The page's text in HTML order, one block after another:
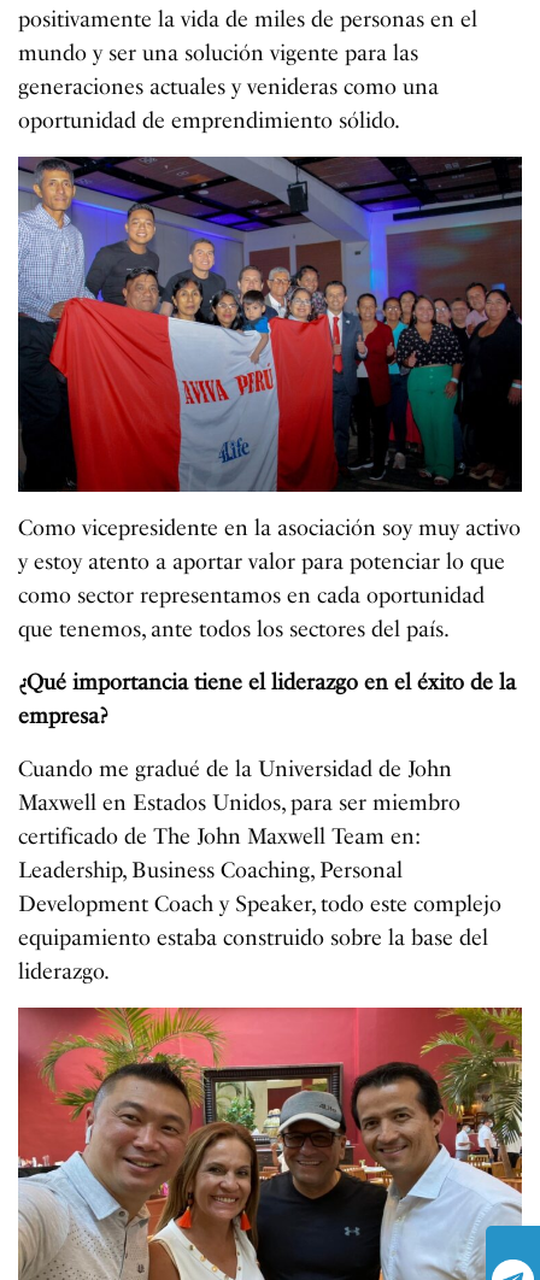
positivamente la vida de miles de personas en el
mundo y ser una solución vigente para las
generaciones actuales y venideras como una
oportunidad de emprendimiento sólido.
Como vicepresidente en la asociación soy muy activo
y estoy atento a aportar valor para potenciar lo que
como sector representamos en cada oportunidad
que tenemos, ante todos los sectores del país.
¿Qué importancia tiene el liderazgo en el éxito de la
empresa?
Cuando me gradué de la Universidad de John
Maxwell en Estados Unidos, para ser miembro
certificado de The John Maxwell Team en:
Leadership, Business Coaching, Personal
Development Coach y Speaker, todo este complejo
equipamiento estaba construido sobre la base del
liderazgo.